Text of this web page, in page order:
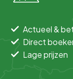
Actueel &
Direct
Lage prijzen